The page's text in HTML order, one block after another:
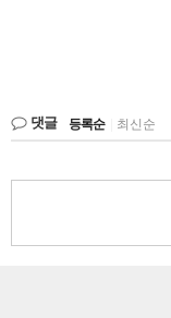
댓글 등록순 최신순